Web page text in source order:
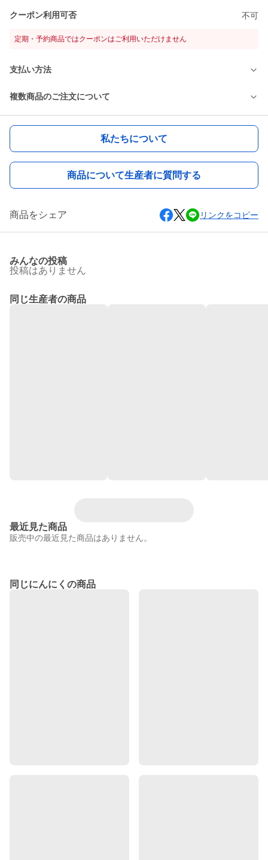
クーポン利用可否 不可
定期・予約商品ではクーポンはご利用いただけません
支払い方法
複数商品のご注文について
私たちについて
商品について生産者に質問する
商品をシェア リンクをコピー
みんなの投稿
投稿はありません
同じ生産者の商品
最近見た商品
販売中の最近見た商品はありません。
同じにんにくの商品